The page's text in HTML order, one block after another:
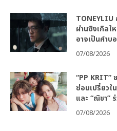
TONEYLIU
ผ่านซิงเกิลใ
อาจเป็นคำบ
07/08/2026
“PP KRIT”
ซ่อนเปรี้ยวใ
และ “ณิชา”
07/08/2026